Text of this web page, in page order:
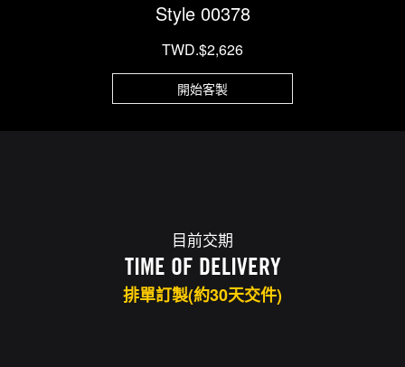
Style 00378
TWD.$2,626
開始客製
目前交期
TIME OF DELIVERY
排單訂製(約30天交件)